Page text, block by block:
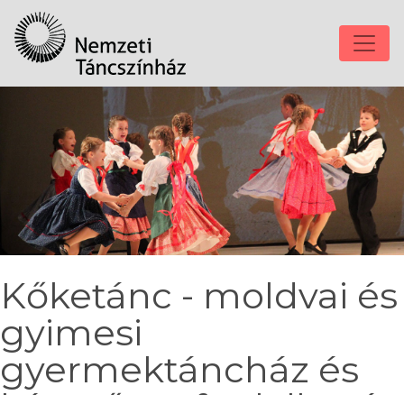
Kőketánc - moldvai és
gyimesi
gyermektáncház és